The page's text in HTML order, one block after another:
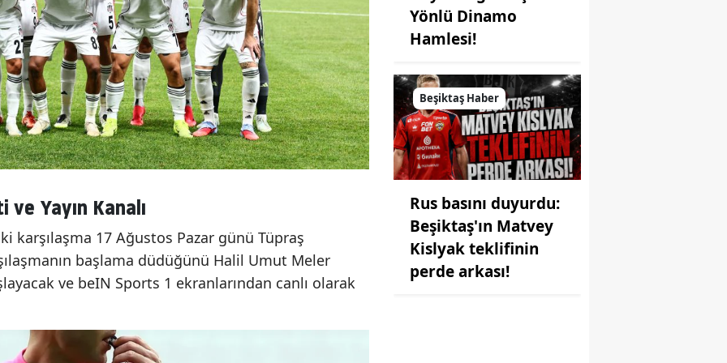
Yayın Kanalı
karşılaşma 17 Ağustos Pazar günü Tüpraş
başlama düdüğünü Halil Umut Meler
ve beIN Sports 1 ekranlarından canlı olarak
Yönlü Dinamo
Hamlesi!
Beşiktaş Haber
Rus basını duyurdu:
Beşiktaş'ın Matvey
Kislyak teklifinin
perde arkası!